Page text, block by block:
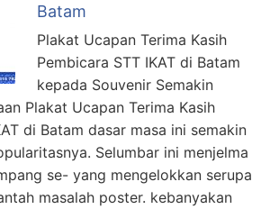
Batam
Plakat Ucapan Terima Kasih
Pembicara STT IKAT di Batam
kepada Souvenir Semakin
Plakat Ucapan Terima Kasih
di Batam dasar masa ini semakin
Selumbar ini menjelma
se- yang mengelokkan serupa
masalah poster. kebanyakan